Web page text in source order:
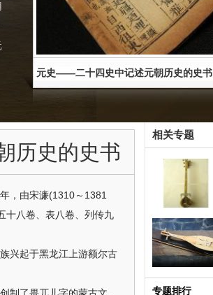
元史——二十四史中记述元朝历史的史书
历史的史书
，由宋濂(1310～1381
十八卷、表八卷、列传九
起于黑龙江上游额尔古
相关专题
专题排行